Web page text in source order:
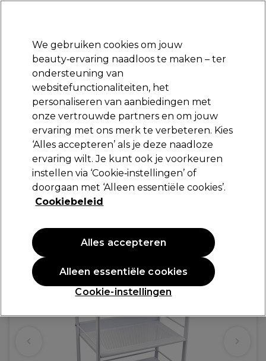
Aanmelden
Merken Deals Haar Elektra
Volgende dag geleverd*
Na verzending, maandag t/m vrijdag
S-PRO
S-PRO Beautytrolley Georgia Wit
148,67 €297,35 €
PROMOTIE
We gebruiken cookies om jouw
beauty‑ervaring naadloos te maken – ter
ondersteuning van
websitefunctionaliteiten, het
personaliseren van aanbiedingen met
onze vertrouwde partners en om jouw
ervaring met ons merk te verbeteren. Kies
‘Alles accepteren’ als je deze naadloze
ervaring wilt. Je kunt ook je voorkeuren
instellen via ‘Cookie‑instellingen’ of
doorgaan met ‘Alleen essentiële cookies’.
Cookiebeleid
Cookie-instellingen
Alleen essentiële cookies
Alles accepteren